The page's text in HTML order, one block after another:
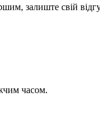
залиште свій
часом.